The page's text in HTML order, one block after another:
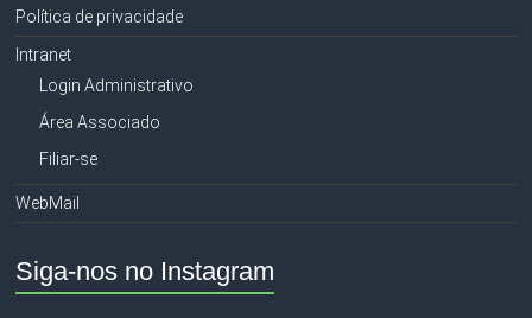
Política de privacidade
Intranet
Login Administrativo
Área Associado
Filiar-se
WebMail
Siga-nos no Instagram